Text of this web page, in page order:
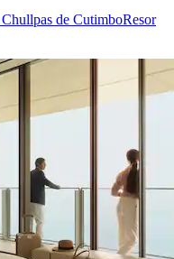
de CutimboResor